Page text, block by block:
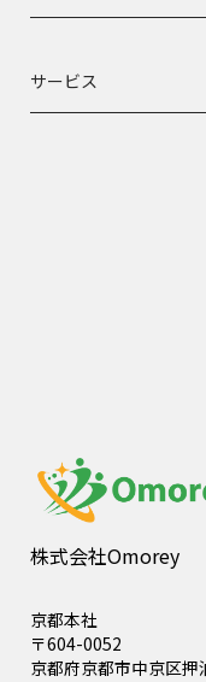
株式会社Omorey
京都本社
〒604-0052
京都府京都市中京区
サービス